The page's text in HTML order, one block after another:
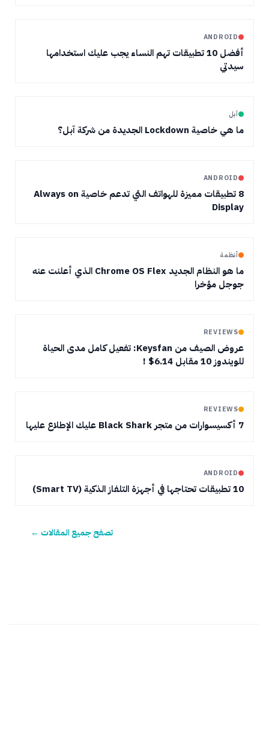
ANDROID
أفضل 10 تطبيقات تهم النساء يجب عليك استخدامها
سيدتي
آبل
ما هي خاصية Lockdown الجديدة من شركة آبل؟
ANDROID
8 تطبيقات مميزة للهواتف التي تدعم خاصية Always on
Display
أنظمة
ما هو النظام الجديد Chrome OS Flex الذي أعلنت عنه
جوجل مؤخرا
REVIEWS
عروض الصيف من Keysfan: تفعيل كامل مدى الحياة
للويندوز 10 مقابل 6.14$ !
REVIEWS
7 أكسيسوارات من متجر Black Shark عليك الإطلاع عليها
ANDROID
10 تطبيقات تحتاجها في أجهزة التلفاز الذكية (Smart TV)
تصفح جميع المقالات ←